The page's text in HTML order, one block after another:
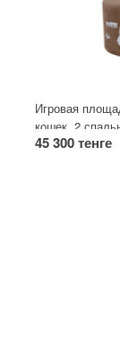
Игровая
кошек. 2
45 300 тенге